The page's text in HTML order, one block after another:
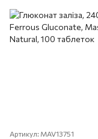
Артикул: MAV13751